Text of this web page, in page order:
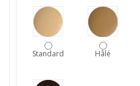
Standard Hâlé